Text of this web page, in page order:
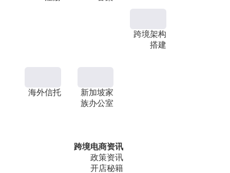
跨境架构
搭建
海外信托
新加坡家
族办公室
跨境电商资讯
政策资讯
开店秘籍